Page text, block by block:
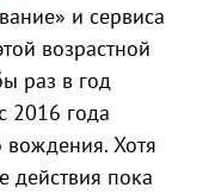
и сервиса
возрастной
раз в год
2016 года
Хотя
действия пока